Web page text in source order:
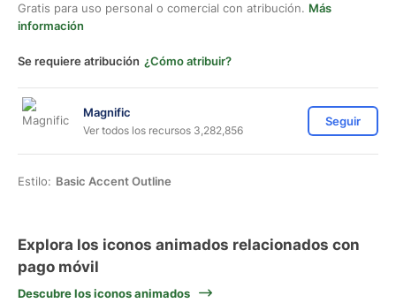
Gratis para uso personal o comercial con atribución. Más
información
Se requiere atribución ¿Cómo atribuir?
Magnific
Ver todos los recursos 3,282,856
Seguir
Estilo: Basic Accent Outline
Explora los iconos animados relacionados con
pago móvil
Descubre los iconos animados